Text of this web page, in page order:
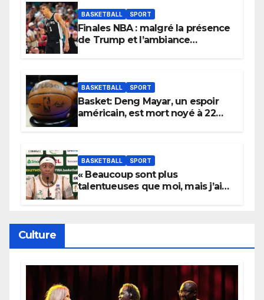
BASKETBALL SPORT
Finales NBA : malgré la présence
de Trump et l’ambiance
BASKETBALL SPORT
Basket: Deng Mayar, un espoir
américain, est mort noyé à 22
BASKETBALL SPORT
« Beaucoup sont plus
talentueuses que moi, mais j’ai
Culture